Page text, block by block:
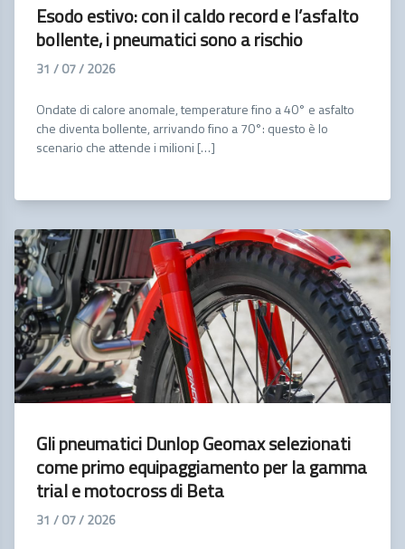
Esodo estivo: con il caldo record e l’asfalto
bollente, i pneumatici sono a rischio
31 / 07 / 2026
Ondate di calore anomale, temperature fino a 40° e asfalto
che diventa bollente, arrivando fino a 70°: questo è lo
scenario che attende i milioni […]
Gli pneumatici Dunlop Geomax selezionati
come primo equipaggiamento per la gamma
trial e motocross di Beta
31 / 07 / 2026